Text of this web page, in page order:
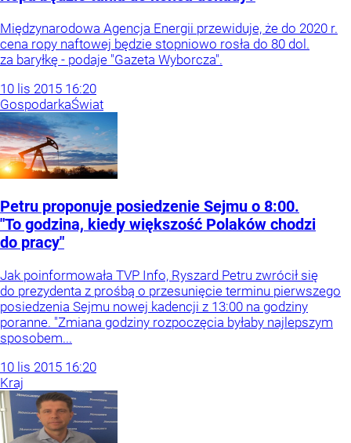
Międzynarodowa Agencja Energii przewiduje, że do 2020 r.
cena ropy naftowej będzie stopniowo rosła do 80 dol.
za baryłkę - podaje "Gazeta Wyborcza".
10 lis 2015 16:20
GospodarkaŚwiat
Petru proponuje posiedzenie Sejmu o 8:00.
"To godzina, kiedy większość Polaków chodzi
do pracy"
Jak poinformowała TVP Info, Ryszard Petru zwrócił się
do prezydenta z prośbą o przesunięcie terminu pierwszego
posiedzenia Sejmu nowej kadencji z 13:00 na godziny
poranne. "Zmiana godziny rozpoczęcia byłaby najlepszym
sposobem...
10 lis 2015 16:20
Kraj